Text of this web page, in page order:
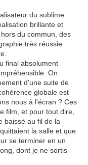
du sublime
brillante et
du commun, des
très réussie
final absolument
On
d'une suite de
globale est
nous à l'écran ? Ces
film, et pour tout dire,
baissé au fil de la
la salle et que
se terminer en un
dont je ne sortis